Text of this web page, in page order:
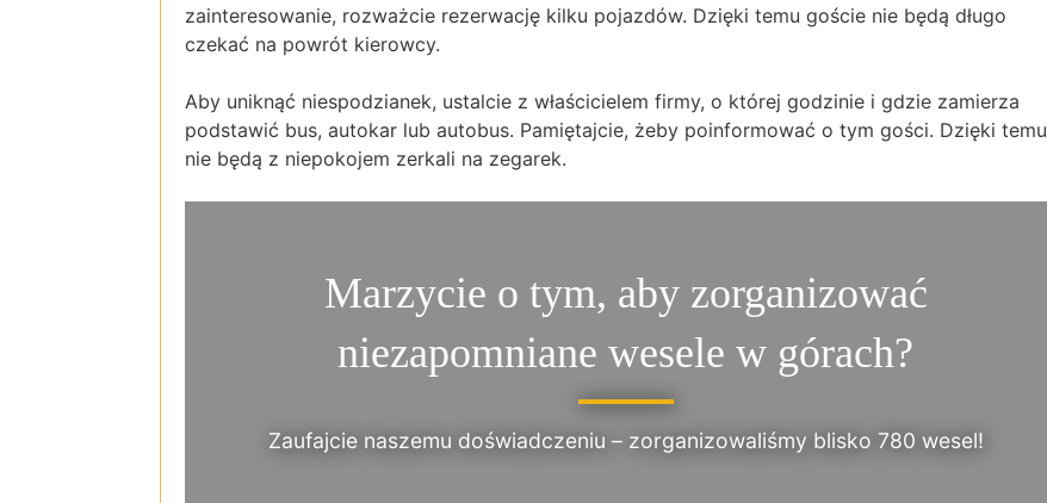
zainteresowanie, rozważcie rezerwację kilku pojazdów. Dzięki temu goście nie będą długo
czekać na powrót kierowcy.
Aby uniknąć niespodzianek, ustalcie z właścicielem firmy, o której godzinie i gdzie zamierza
podstawić bus, autokar lub autobus. Pamiętajcie, żeby poinformować o tym gości. Dzięki temu
nie będą z niepokojem zerkali na zegarek.
Marzycie o tym, aby zorganizować
niezapomniane wesele w górach?
Zaufajcie naszemu doświadczeniu – zorganizowaliśmy blisko 780 wesel!